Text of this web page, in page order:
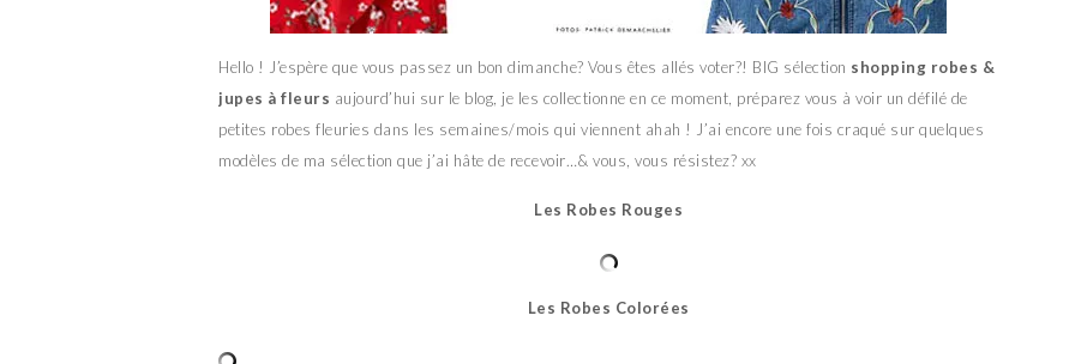
Hello ! J’espère que vous passez un bon dimanche? Vous êtes allés voter?! BIG sélection shopping robes &
jupes à fleurs aujourd’hui sur le blog, je les collectionne en ce moment, préparez vous à voir un défilé de
petites robes fleuries dans les semaines/mois qui viennent ahah ! J’ai encore une fois craqué sur quelques
modèles de ma sélection que j’ai hâte de recevoir…& vous, vous résistez? xx
Les Robes Rouges
Les Robes Colorées